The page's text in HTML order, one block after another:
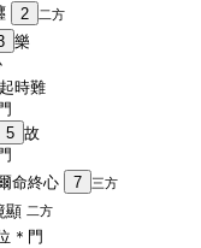
2 二方
樂
時難
5 故
命終心 7 三方
顯 二方
＊門